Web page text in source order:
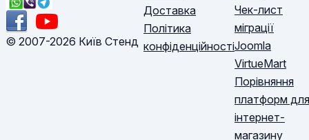
© 2007-2026 Київ Стенд
Доставка
Політика
конфіденційності
Чек-лист
міграції
Joomla
VirtueMart
Порівняння
платформ для
інтернет-
магазину